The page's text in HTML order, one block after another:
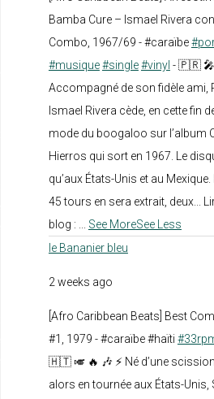
Bamba Cure – Ismael Rivera
Combo, 1967/69 - #caraïbe
#musique#single#vinyl - 🇵🇷 🎤
Accompagné de son fidèle ami,
Ismael Rivera cède, en cette fin
mode du boogaloo sur l’album
Hierros qui sort en 1967. Le
qu’aux États-Unis et au
45 tours en sera extrait, deux...
blog :
See MoreSee Less
le Bananier bleu
2 weeks ago
[Afro Caribbean Beats] Best
#1, 1979 - #caraïbe #haïti
🇭🇹 🎺 🔥 🎶 ⚡ Né d’une
alors en tournée aux États-Unis,